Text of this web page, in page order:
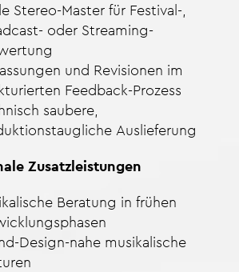
Stereo-Master für Festival-,
oder Streaming-
und Revisionen im
Feedback-Prozess
saubere,
Auslieferung
Zusatzleistungen
Beratung in frühen
Design-nahe musikalische